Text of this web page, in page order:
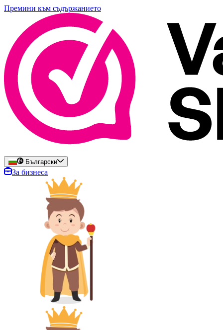
Премини към съдържанието
Български
За бизнеса